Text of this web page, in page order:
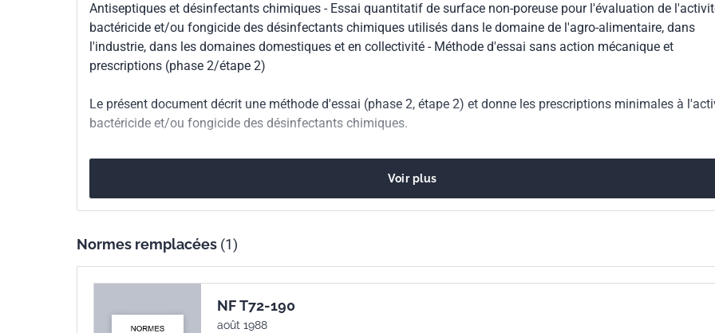
Indice de
classement
T72-193
Numéro de tirage 1 - octobre 2001
Parenté
EN 13697:2001
Antiseptiques et désinfectants chimiques - Essai quantitatif de surface non-poreuse pour l'évaluation de
bactéricide et/ou fongicide des désinfectants chimiques utilisés dans le domaine de l'agro-alimentaire, dans
l'industrie, dans les domaines domestiques et en collectivité - Méthode d'essai sans action mécanique et
prescriptions (phase 2/étape 2)
Le présent document décrit une méthode d'essai (phase 2, étape 2) et donne les prescriptions minimales à
bactéricide et/ou fongicide des désinfectants chimiques.
Voir plus
Normes remplacées (1)
NF T72-190
août 1988